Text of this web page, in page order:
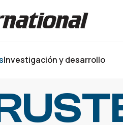
Investigación y desarrollo